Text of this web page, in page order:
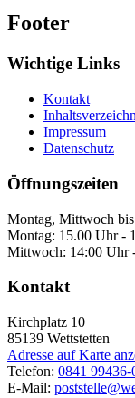
Footer
Wichtige Links
Kontakt
Impressum
Datenschutz
Öffnungszeiten
Montag, Mittwoch
Montag: 15.00 Uhr -
Mittwoch: 14:00 Uhr
Kontakt
Kirchplatz 10
85139 Wettstetten
Adresse auf Karte
Telefon: 0841 99436-
E-Mail: